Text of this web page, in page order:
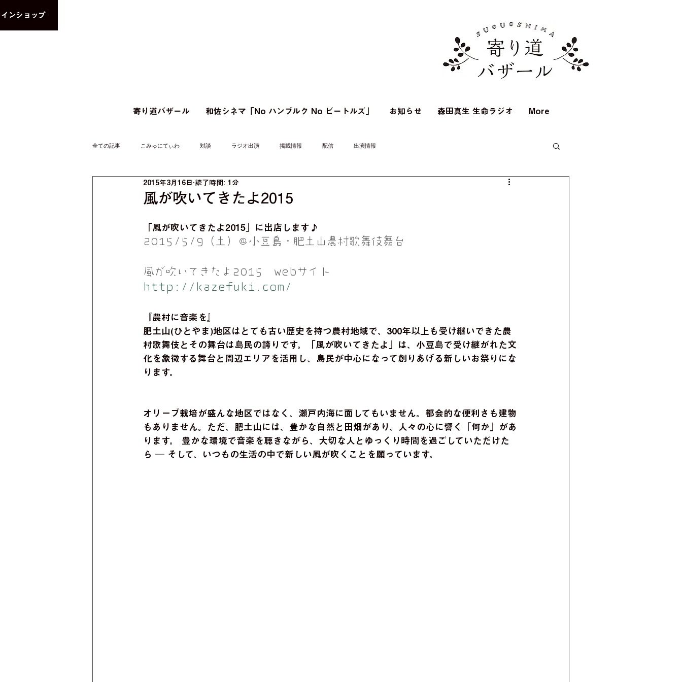
ンショップ
寄り道バザール 和佐シネマ「No ハンブルク No ビートルズ」 お知らせ 森田真生 生命ラジオ More
全ての記事 こみゅにてぃわ 対談 ラジオ出演 掲載情報 配信 出演情報
風が吹いてきたよ2015
2015年3月16日 読了時間: 1分
「風が吹いてきたよ2015」に出店します♪
2015/5/9（土）＠小豆島・肥土山農村歌舞伎舞台
風が吹いてきたよ2015　webサイト
http://kazefuki.com/
『農村に音楽を』
肥土山(ひとやま)地区はとても古い歴史を持つ農村地域で、300年以上も受け継いできた農
村歌舞伎とその舞台は島民の誇りです。「風が吹いてきたよ」は、小豆島で受け継がれた文
化を象徴する舞台と周辺エリアを活用し、島民が中心になって創りあげる新しいお祭りにな
ります。
オリーブ栽培が盛んな地区ではなく、瀬戸内海に面してもいません。都会的な便利さも建物
もありません。ただ、肥土山には、豊かな自然と田畑があり、人々の心に響く「何か」があ
ります。 豊かな環境で音楽を聴きながら、大切な人とゆっくり時間を過ごしていただけた
ら ─ そして、いつもの生活の中で新しい風が吹くことを願っています。